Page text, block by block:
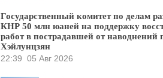
Государственный комитет по делам
КНР 50 млн юаней на поддержку
работ в пострадавшей от наводнений
Хэйлунцзян
22:39 05 Авг 2026